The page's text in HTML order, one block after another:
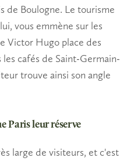
de Boulogne. Le tourisme
vous emmène sur les
Victor Hugo place des
cafés de Saint-Germain-
trouve ainsi son angle
Paris leur réserve
large de visiteurs, et c'est